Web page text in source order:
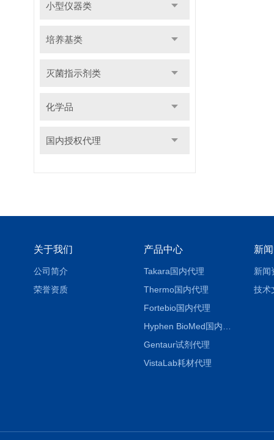
小型仪器类
培养基类
灭菌指示剂类
化学品
国内授权代理
关于我们
公司简介
荣誉资质
产品中心
Takara国内代理
Thermo国内代理
Fortebio国内代理
Gentaur试剂代理
VistaLab耗材代理
新
新闻
技术